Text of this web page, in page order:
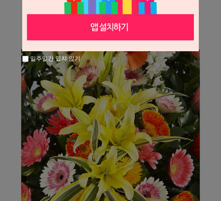
일주일간 열지 않기